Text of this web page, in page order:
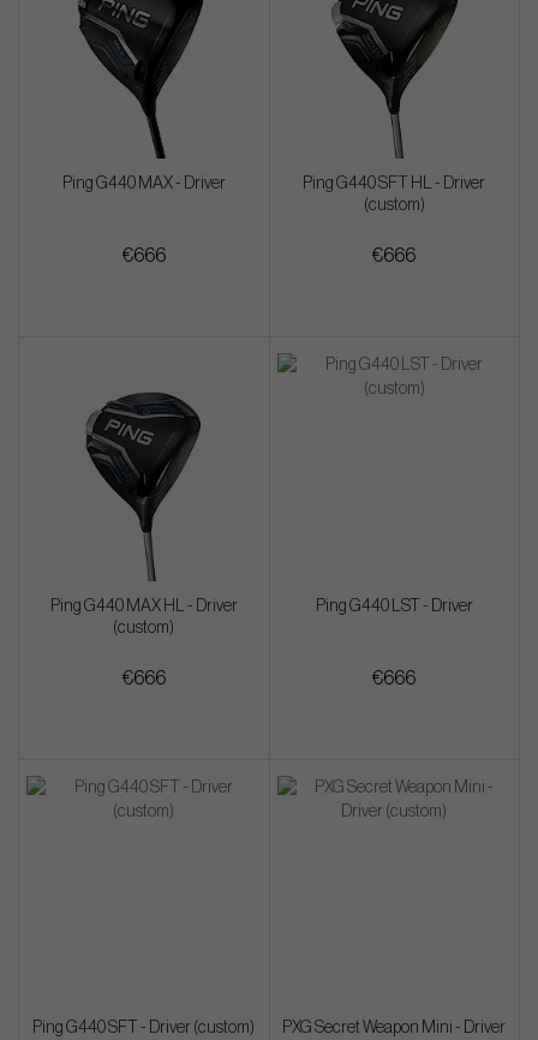
Ping G440 MAX - Driver
€666
Ping G440 SFT HL - Driver
(custom)
€666
Ping G440 MAX HL - Driver
(custom)
€666
Ping G440 LST - Driver
€666
Ping G440 SFT - Driver (custom)
PXG Secret Weapon Mini - Driver